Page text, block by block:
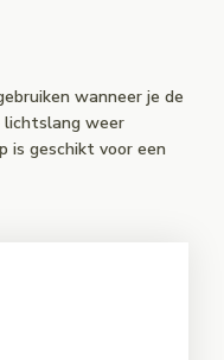
wanneer je de
lichtslang weer
is geschikt voor een